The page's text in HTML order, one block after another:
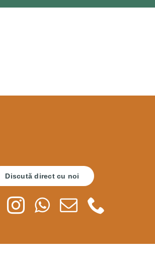
Discută direct cu noi